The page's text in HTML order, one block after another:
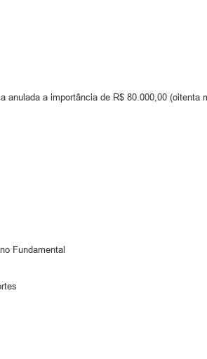
anulada a importância de R$ 80.000,00
Fundamental